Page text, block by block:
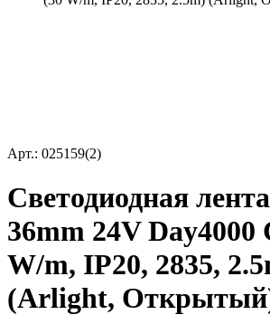
Арт.: 025159(2)
Светодиодная
36mm 24V Day4000
W/m, IP20, 2835,
(Arlight,